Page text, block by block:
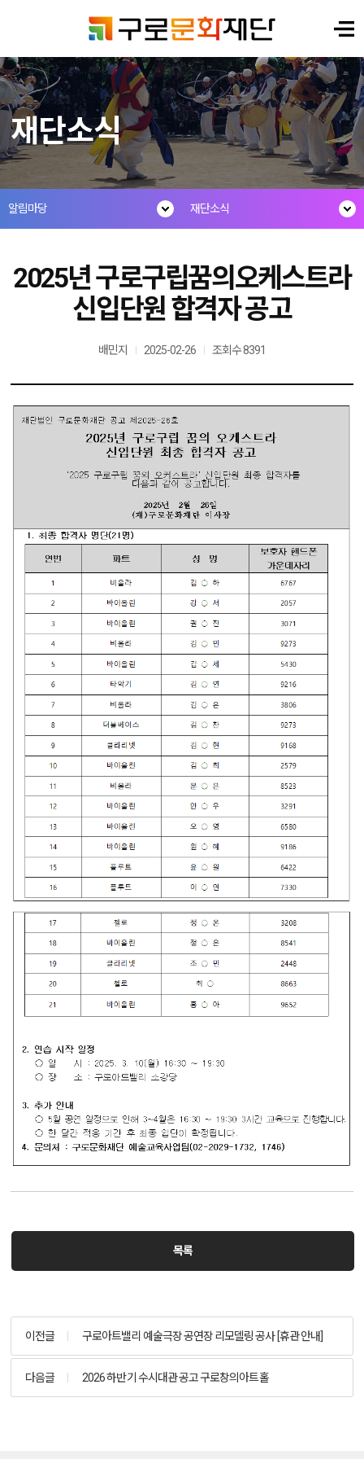
재단소식
알림마당 재단소식
2025년 구로구립꿈의오케스트라
신입단원 합격자 공고
배민지 2025-02-26 조회수 8391
목록
이전글 구로아트밸리 예술극장 공연장 리모델링 공사 [휴관 안내]
다음글 2026 하반기 수시대관 공고 구로창의아트홀